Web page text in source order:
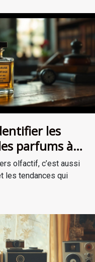
les
parfums à
?
olfactif, c’est aussi
les tendances qui